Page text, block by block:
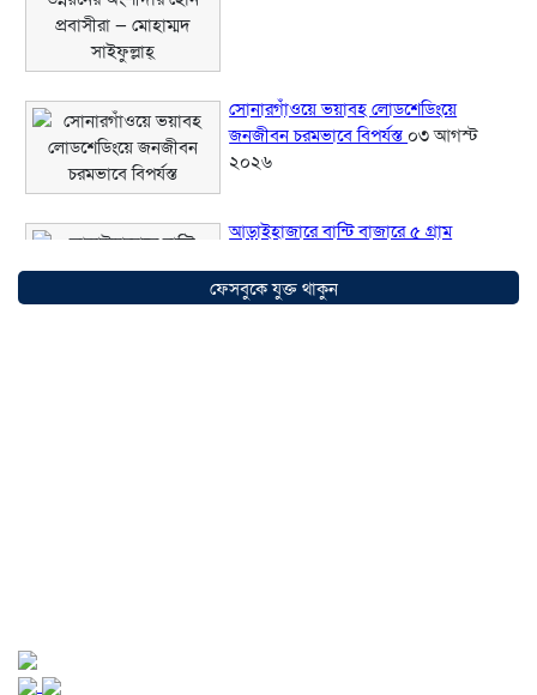
সোনারগাঁওয়ে ভয়াবহ লোডশেডিংয়ে
জনজীবন চরমভাবে বিপর্যস্ত ০৩ আগস্ট
২০২৬
আড়াইহাজারে বান্টি বাজারে ৫ গ্রাম
ফেসবুকে যুক্ত থাকুন